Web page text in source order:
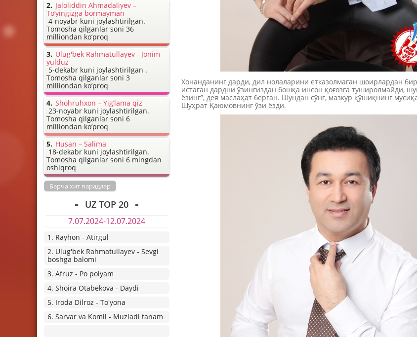
Хонанданинг дарди, дил нолаларини етказолмаган шоирлардан
истаган дардни ўзингиздан бошқа инсон қоғозга туширолмайди,
ёзинг”, дея маслаҳат берган. Шундан сўнг, мазкур қўшиқнинг
Шуҳрат Қаюмовнинг ўзи ёзди.
Jaloliddin Ahmadaliyev –
To’yingizga bormayman
4-noyabr kuni joylashtirilgan.
Tomosha qilganlar soni 36
milliondan ko’proq
Ulug'bek Rahmatullayev - Jonim
yulduz
5-dekabr kuni joylashtirilgan .
Tomosha qilganlar soni 3
milliondan ko’proq
Shohruhxon – Yig’lama qiz
23-noyabr kuni joylashtirilgan.
Tomosha qilganlar soni 6
milliondan ko’proq
Husan – Salima
18-dekabr kuni joylashtirilgan.
Tomosha qilganlar soni 6 mingdan
oshiqroq
Барча хит парадлар
UZ TOP 20
7.07.2024-12.07.2024
1. Rayhon - Atirgul
2. Ulug'bek Rahmatullayev - Sevgi
boshga balomi
3. Afruz - Po polyam
4. Shoira Otabekova - Daydi
5. Iroda Dilroz - To'yona
6. Sarvar va Komil - Muzladi tanam